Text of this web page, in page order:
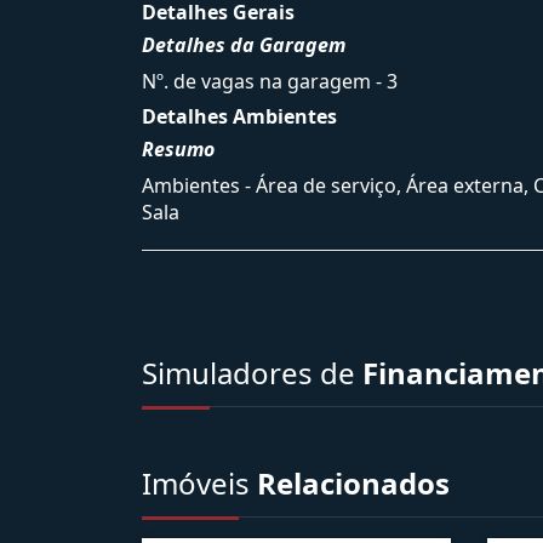
Detalhes Gerais
Detalhes da Garagem
Nº. de vagas na garagem - 3
Detalhes Ambientes
Resumo
Ambientes - Área de serviço, Área externa,
Sala
Simuladores de
Imóveis Relacionados